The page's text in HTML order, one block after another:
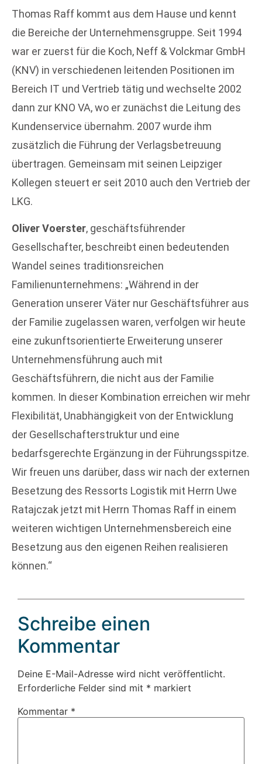
Thomas Raff kommt aus dem Hause und kennt
die Bereiche der Unternehmensgruppe. Seit 1994
war er zuerst für die Koch, Neff & Volckmar GmbH
(KNV) in verschiedenen leitenden Positionen im
Bereich IT und Vertrieb tätig und wechselte 2002
dann zur KNO VA, wo er zunächst die Leitung des
Kundenservice übernahm. 2007 wurde ihm
zusätzlich die Führung der Verlagsbetreuung
übertragen. Gemeinsam mit seinen Leipziger
Kollegen steuert er seit 2010 auch den Vertrieb der
LKG.
Oliver Voerster, geschäftsführender
Gesellschafter, beschreibt einen bedeutenden
Wandel seines traditionsreichen
Familienunternehmens: „Während in der
Generation unserer Väter nur Geschäftsführer aus
der Familie zugelassen waren, verfolgen wir heute
eine zukunftsorientierte Erweiterung unserer
Unternehmensführung auch mit
Geschäftsführern, die nicht aus der Familie
kommen. In dieser Kombination erreichen wir mehr
Flexibilität, Unabhängigkeit von der Entwicklung
der Gesellschafterstruktur und eine
bedarfsgerechte Ergänzung in der Führungsspitze.
Wir freuen uns darüber, dass wir nach der externen
Besetzung des Ressorts Logistik mit Herrn Uwe
Ratajczak jetzt mit Herrn Thomas Raff in einem
weiteren wichtigen Unternehmensbereich eine
Besetzung aus den eigenen Reihen realisieren
können.“
Schreibe einen
Kommentar
Deine E-Mail-Adresse wird nicht veröffentlicht.
Erforderliche Felder sind mit * markiert
Kommentar *